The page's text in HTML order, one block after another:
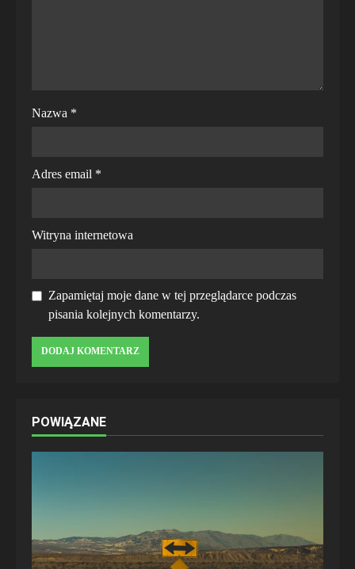
Nazwa *
Adres email *
Witryna internetowa
Zapamiętaj moje dane w tej przeglądarce podczas
pisania kolejnych komentarzy.
POWIĄZANE